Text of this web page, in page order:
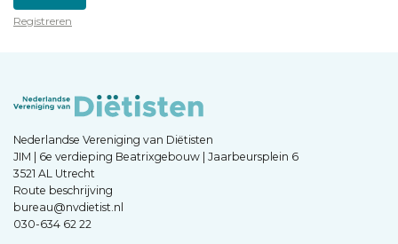
Registreren
Nederlandse Vereniging van Diëtisten
JIM | 6e verdieping Beatrixgebouw | Jaarbeursplein 6
3521 AL Utrecht
Route beschrijving
bureau@nvdietist.nl
030-634 62 22